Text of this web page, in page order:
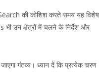
की कोशिश करते समय यह विशेष
उन क्षेत्रों में चलने के निर्देश और
गंतव्य। ध्यान दें कि प्रत्येक चरण